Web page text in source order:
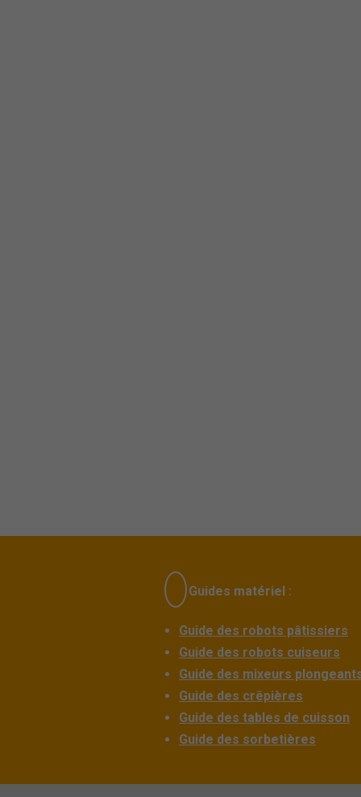
Guides matériel :
Guide des robots pâtissiers
Guide des robots cuiseurs
Guide des mixeurs
Guide des crêpières
Guide des tables de cuisson
Guide des sorbetières